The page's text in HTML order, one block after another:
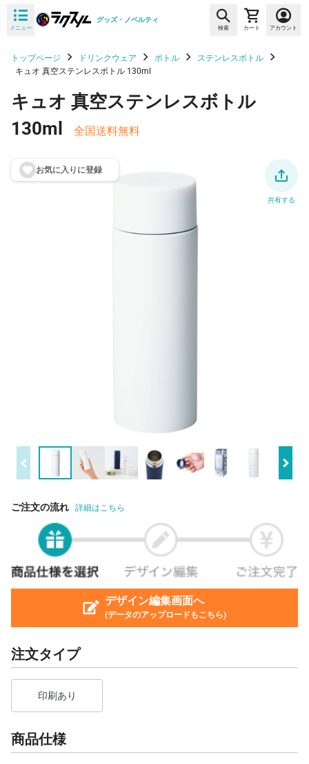
メニュー
グッズ・ノベルティ
検索 カート アカウント
トップページ ドリンクウェア ボトル
ステンレスボトル
キュオ 真空ステンレスボトル 130ml
キュオ 真空ステンレスボトル
130ml
全国送料無料
お気に入りに登録
共有する
ご注文の流れ 詳細はこちら
デザイン編集画面へ
(データのアップロードもこちら)
注文タイプ
印刷あり
商品仕様